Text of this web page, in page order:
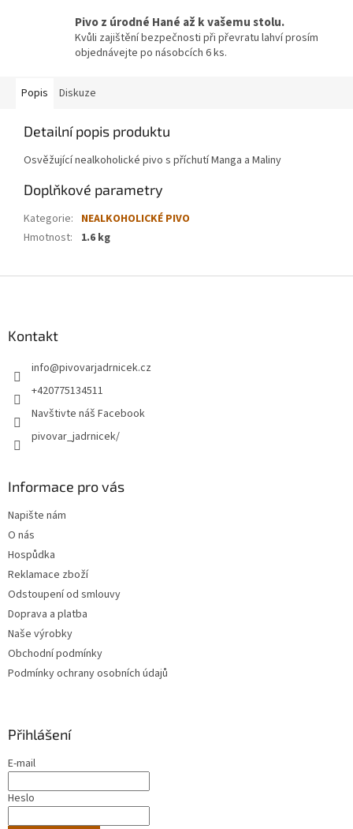
Pivo z úrodné Hané až k vašemu stolu.
Kvůli zajištění bezpečnosti při převratu lahví prosím
objednávejte po násobcích 6 ks.
Popis Diskuze
Detailní popis produktu
Osvěžující nealkoholické pivo s příchutí Manga a Maliny
Doplňkové parametry
Kategorie: NEALKOHOLICKÉ PIVO
Hmotnost: 1.6 kg
Kontakt
info@pivovarjadrnicek.cz
+420775134511
Navštivte náš Facebook
pivovar_jadrnicek/
Informace pro vás
Napište nám
O nás
Hospůdka
Reklamace zboží
Odstoupení od smlouvy
Doprava a platba
Naše výrobky
Obchodní podmínky
Podmínky ochrany osobních údajů
Přihlášení
E-mail
Heslo